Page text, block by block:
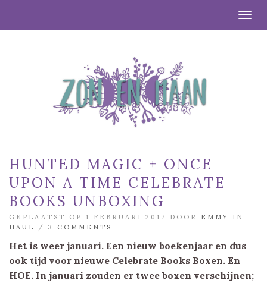
HUNTED MAGIC + ONCE
UPON A TIME CELEBRATE
BOOKS UNBOXING
GEPLAATST OP 1 FEBRUARI 2017 DOOR EMMY
IN
HAUL
/ 3 COMMENTS
Het is weer januari. Een nieuw boekenjaar en dus
ook tijd voor nieuwe Celebrate Books Boxen. En
HOE. In januari zouden er twee boxen verschijnen;